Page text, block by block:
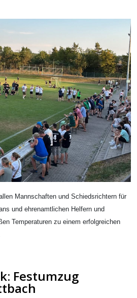
Mannschaften und Schiedsrichtern für
und ehrenamtlichen Helfern und
Temperaturen zu einem erfolgreichen
Festumzug